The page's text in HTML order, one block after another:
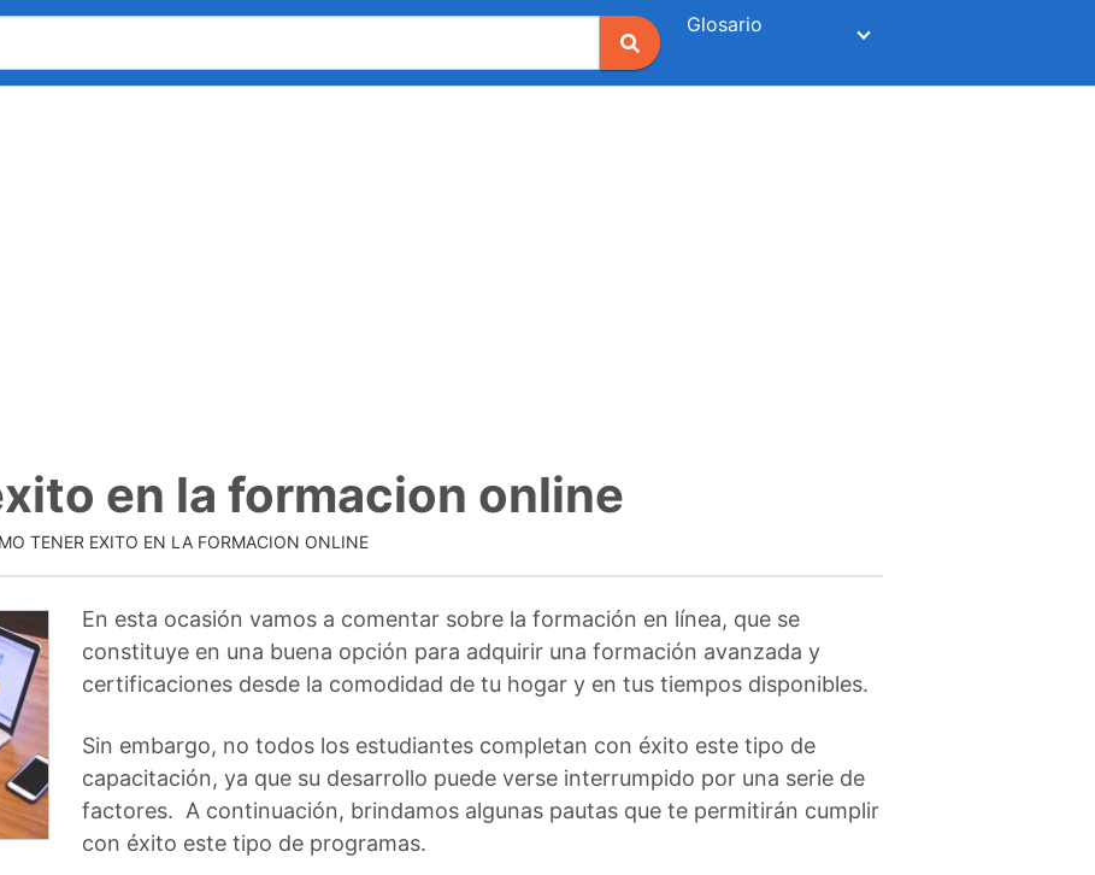
Glosario
en la formacion online
TENER EXITO EN LA FORMACION ONLINE
En esta ocasión vamos a comentar sobre la formación en línea, que se
constituye en una buena opción para adquirir una formación avanzada y
certificaciones desde la comodidad de tu hogar y en tus tiempos disponibles.
Sin embargo, no todos los estudiantes completan con éxito este tipo de
capacitación, ya que su desarrollo puede verse interrumpido por una serie de
factores. A continuación, brindamos algunas pautas que te permitirán cumplir
con éxito este tipo de programas.